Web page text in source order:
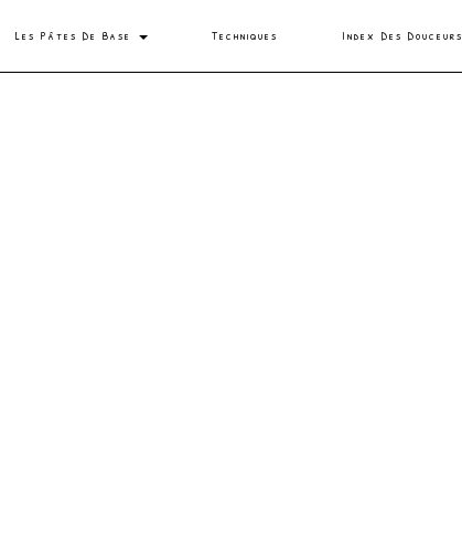
Les Pâtes De Base Techniques Index Des Douceurs